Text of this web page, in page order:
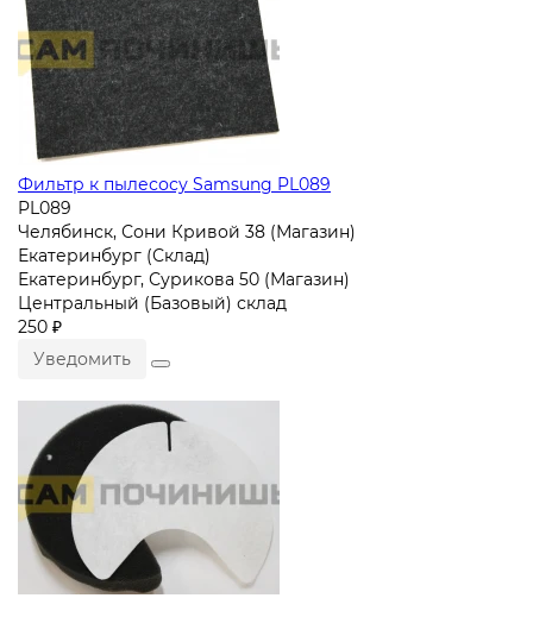
Фильтр к пылесосу Samsung PL089
PL089
Челябинск, Сони Кривой 38 (Магазин)
Екатеринбург (Склад)
Екатеринбург, Сурикова 50 (Магазин)
Центральный (Базовый) склад
250 ₽
Уведомить